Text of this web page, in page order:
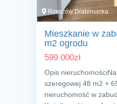
Rzeszów Drabinianka
Mieszkanie w
m2 ogrodu
599 000zł
Opis
szeregowej 48 m2 +
nieruchomość w